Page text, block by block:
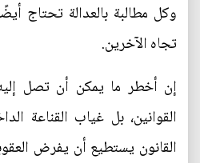
وكل مطالبة بالعدالة تحتاج
تجاه الآخرين.
إن أخطر ما يمكن أن تصل
القوانين، بل غياب القناعة
القانون يستطيع أن يفرض